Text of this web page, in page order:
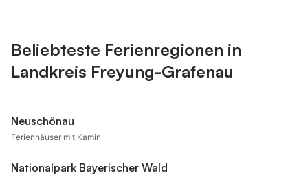
Beliebteste Ferienregionen in
Landkreis Freyung-Grafenau
Neuschönau
Ferienhäuser mit Kamin
Nationalpark Bayerischer Wald